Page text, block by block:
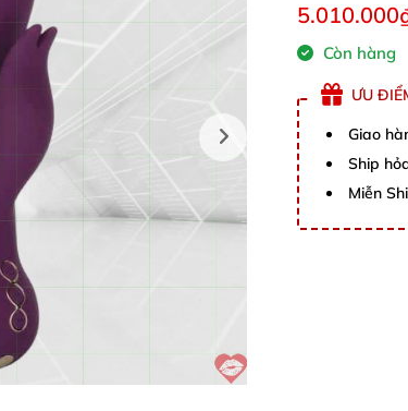
Còn hàng
ƯU
Giao
Ship
Miễn